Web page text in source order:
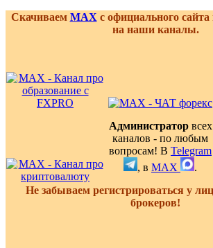
Скачиваем MAX с официального
на наши каналы.
Администраторвсех
каналов - по любым
вопросам! В Telegram
, в MAX
.
Не забываем регистрироваться у
брокеров!